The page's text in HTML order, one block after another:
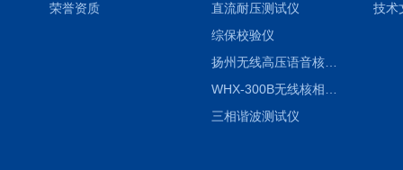
荣誉资质
直流耐压测试仪
综保校验仪
扬州无线高压语音核相仪
三相谐波测试仪
技术